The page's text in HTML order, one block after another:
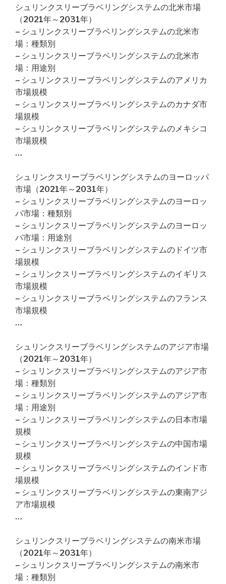
シュリンクスリーブラベリングシステムの北米市場
（2021年～2031年）
– シュリンクスリーブラベリングシステムの北米市
場：種類別
– シュリンクスリーブラベリングシステムの北米市
場：用途別
– シュリンクスリーブラベリングシステムのアメリカ
市場規模
– シュリンクスリーブラベリングシステムのカナダ市
場規模
– シュリンクスリーブラベリングシステムのメキシコ
市場規模
…
シュリンクスリーブラベリングシステムのヨーロッパ
市場（2021年～2031年）
– シュリンクスリーブラベリングシステムのヨーロッ
パ市場：種類別
– シュリンクスリーブラベリングシステムのヨーロッ
パ市場：用途別
– シュリンクスリーブラベリングシステムのドイツ市
場規模
– シュリンクスリーブラベリングシステムのイギリス
市場規模
– シュリンクスリーブラベリングシステムのフランス
市場規模
…
シュリンクスリーブラベリングシステムのアジア市場
（2021年～2031年）
– シュリンクスリーブラベリングシステムのアジア市
場：種類別
– シュリンクスリーブラベリングシステムのアジア市
場：用途別
– シュリンクスリーブラベリングシステムの日本市場
規模
– シュリンクスリーブラベリングシステムの中国市場
規模
– シュリンクスリーブラベリングシステムのインド市
場規模
– シュリンクスリーブラベリングシステムの東南アジ
ア市場規模
…
シュリンクスリーブラベリングシステムの南米市場
（2021年～2031年）
– シュリンクスリーブラベリングシステムの南米市
場：種類別